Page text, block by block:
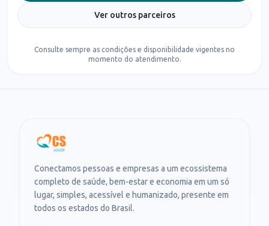
Ver outros parceiros
Consulte sempre as condições e disponibilidade vigentes no
momento do atendimento.
Conectamos pessoas e empresas a um ecossistema
completo de saúde, bem-estar e economia em um só
lugar, simples, acessível e humanizado, presente em
todos os estados do Brasil.